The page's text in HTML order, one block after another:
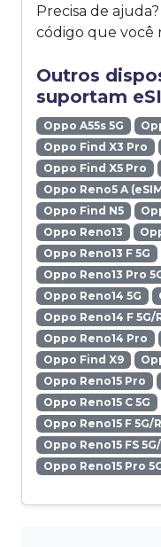
Precisa de
código que você
Outros
suportam
Oppo A55s 5G
Oppo Find X3 Pro
Oppo Find X5 Pro
Oppo Reno5 A
Oppo Find N5
Oppo Reno13
Oppo Reno13 F 5G
Oppo Reno13 Pro
Oppo Reno14 5G
Oppo Reno14 F 5G/
Oppo Reno14 Pro
Oppo Find X9
Oppo Reno15 Pro
Oppo Reno15 C 5G
Oppo Reno15 F 5G/
Oppo Reno15 FS
Oppo Reno15 Pro